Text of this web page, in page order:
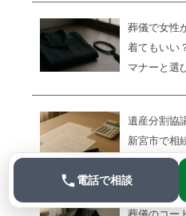
葬儀で女性
着てもいい
マナーと選
遺産分割協
新宮市で相
る方へ
電話で相談